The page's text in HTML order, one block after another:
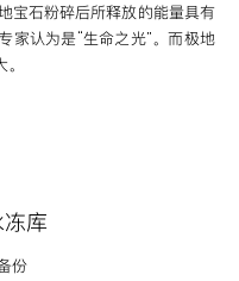
宝石粉碎后所释放的能量具有
家认为是“生命之光”。而极地
库
份